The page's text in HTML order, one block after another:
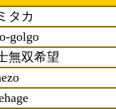
タカ
golgo
無双希望